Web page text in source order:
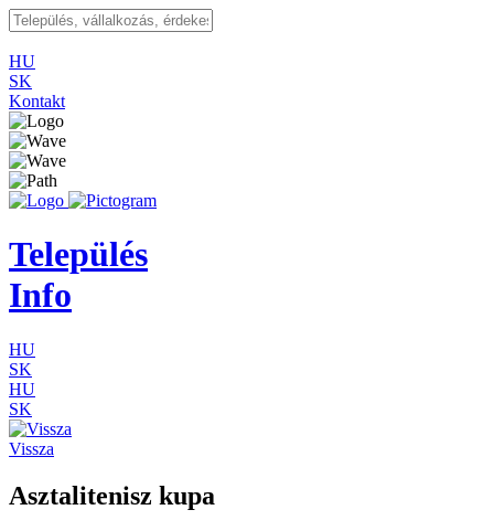
HU
SK
Kontakt
Település
Info
HU
SK
HU
SK
Vissza
Asztalitenisz kupa